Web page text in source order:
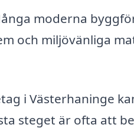
moderna
och miljövänliga
i Västerhaninge
steget är ofta att